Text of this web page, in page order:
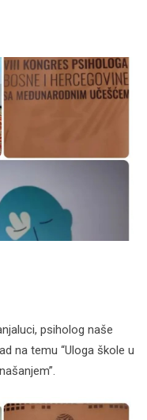
psiholog naše
na temu “Uloga škole u